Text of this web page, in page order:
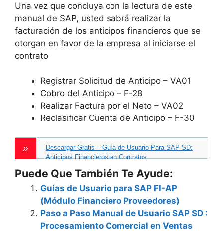
Una vez que concluya con la lectura de este
manual de SAP, usted sabrá realizar la
facturación de los anticipos financieros que se
otorgan en favor de la empresa al iniciarse el
contrato
Registrar Solicitud de Anticipo – VA01
Cobro del Anticipo – F-28
Realizar Factura por el Neto – VA02
Reclasificar Cuenta de Anticipo – F-30
Descargar Gratis – Guía de Usuario Para SAP SD:
Anticipos Financieros en Contratos
Puede Que También Te Ayude:
Guías de Usuario para SAP FI-AP
(Módulo Financiero Proveedores)
Paso a Paso Manual de Usuario SAP SD :
Procesamiento Comercial en Ventas